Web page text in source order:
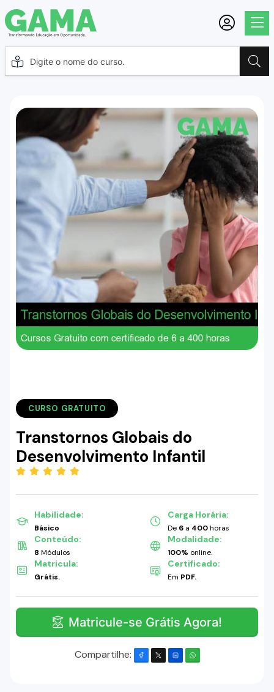
CURSO GRATUITO
Transtornos Globais do
Desenvolvimento Infantil
Habilidade:
Básico
Carga Horária:
De 6 a 400horas
Conteúdo:
8 Módulos
Modalidade:
100% online.
Matricula:
Grátis.
Certificado:
Em PDF.
Matricule-se Grátis Agora!
Compartilhe: